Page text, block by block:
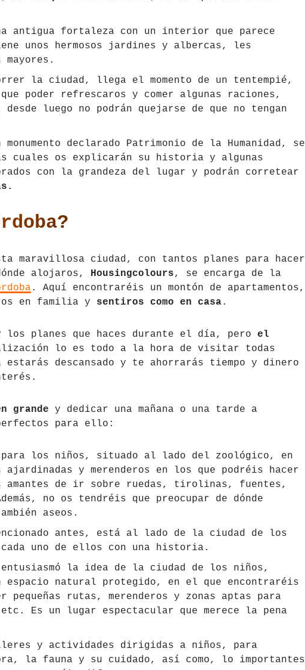
antigua fortaleza con un interior que parece
unos hermosos jardines y albercas, les
la ciudad, llega el momento de un tentempié,
poder refrescaros y comer algunas raciones,
luego no podrán quejarse de que no tengan
declarado Patrimonio de la Humanidad, se
cuales os explicarán su historia y algunas
con la grandeza del lugar y podrán corretear
maravillosa ciudad, con tantos planes para hacer
alojaros, Housingcolours, se encarga de la
. Aquí encontraréis un montón de apartamentos,
en familia y sentiros como en casa.
planes que haces durante el día, pero el
lo es todo a la hora de visitar todas
estarás descansado y te ahorrarás tiempo y dinero
grande y dedicar una mañana o una tarde a
para ello:
los niños, situado al lado del zoológico, en
ajardinadas y merenderos en los que podréis hacer
de ir sobre ruedas, tirolinas, fuentes,
no os tendréis que preocupar de dónde
aseos.
antes, está al lado de la ciudad de los
uno de ellos con una historia.
la idea de la ciudad de los niños,
espacio natural protegido, en el que encontraréis
rutas, merenderos y zonas aptas para
Es un lugar espectacular que merece la pena
y actividades dirigidas a niños, para
la fauna y su cuidado, así como, lo importantes